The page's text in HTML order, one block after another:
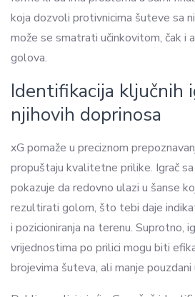
koja dozvoli protivnicima šuteve sa
može se smatrati učinkovitom, čak i
golova.
Identifikacija ključnih
njihovih doprinosa
xG pomaže u preciznom
propuštaju kvalitetne prilike. Igrač
pokazuje da redovno ulazi u šanse
rezultirati golom, što tebi daje
i pozicioniranja na terenu. Suprotno,
vrijednostima po prilici mogu biti
brojevima šuteva, ali manje pouzdani